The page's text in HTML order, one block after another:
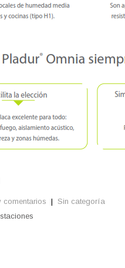
comentarios | Sin categoría